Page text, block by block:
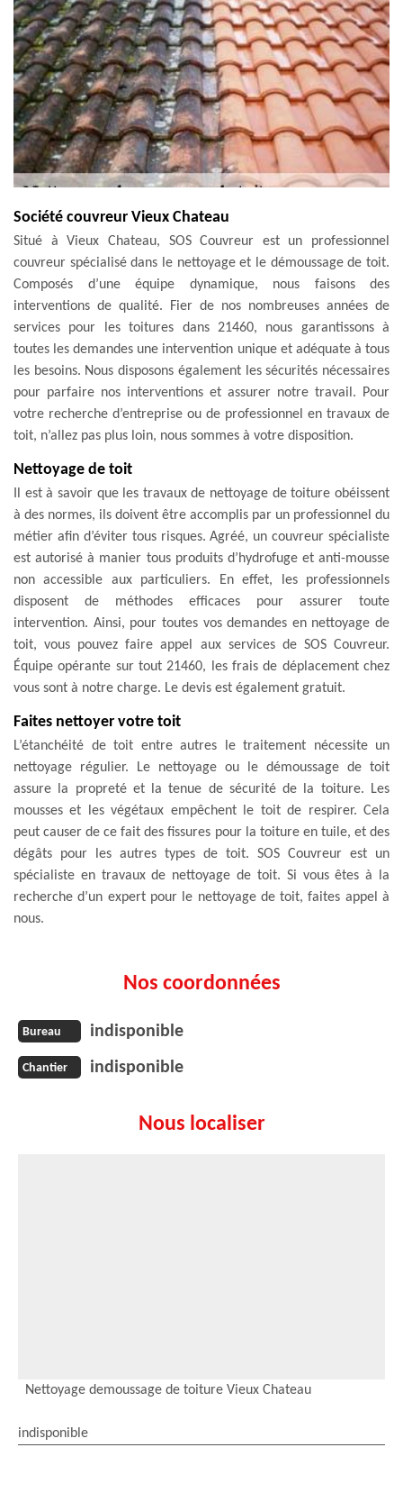
Société couvreur Vieux Chateau
Situé à Vieux Chateau, SOS Couvreur est un professionnel
couvreur spécialisé dans le nettoyage et le démoussage de toit.
Composés d’une équipe dynamique, nous faisons des
interventions de qualité. Fier de nos nombreuses années de
services pour les toitures dans 21460, nous garantissons à
toutes les demandes une intervention unique et adéquate à tous
les besoins. Nous disposons également les sécurités nécessaires
pour parfaire nos interventions et assurer notre travail. Pour
votre recherche d’entreprise ou de professionnel en travaux de
toit, n’allez pas plus loin, nous sommes à votre disposition.
Nettoyage de toit
Il est à savoir que les travaux de nettoyage de toiture obéissent
à des normes, ils doivent être accomplis par un professionnel du
métier afin d’éviter tous risques. Agréé, un couvreur spécialiste
est autorisé à manier tous produits d’hydrofuge et anti-mousse
non accessible aux particuliers. En effet, les professionnels
disposent de méthodes efficaces pour assurer toute
intervention. Ainsi, pour toutes vos demandes en nettoyage de
toit, vous pouvez faire appel aux services de SOS Couvreur.
Équipe opérante sur tout 21460, les frais de déplacement chez
vous sont à notre charge. Le devis est également gratuit.
Faites nettoyer votre toit
L’étanchéité de toit entre autres le traitement nécessite un
nettoyage régulier. Le nettoyage ou le démoussage de toit
assure la propreté et la tenue de sécurité de la toiture. Les
mousses et les végétaux empêchent le toit de respirer. Cela
peut causer de ce fait des fissures pour la toiture en tuile, et des
dégâts pour les autres types de toit. SOS Couvreur est un
spécialiste en travaux de nettoyage de toit. Si vous êtes à la
recherche d’un expert pour le nettoyage de toit, faites appel à
nous.
Nos coordonnées
Bureau indisponible
Chantier indisponible
Nous localiser
Nettoyage demoussage de toiture Vieux Chateau
indisponible